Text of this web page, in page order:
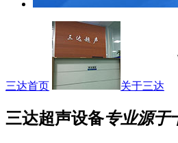
三达首页 关于三达
三达超声设备专业源于